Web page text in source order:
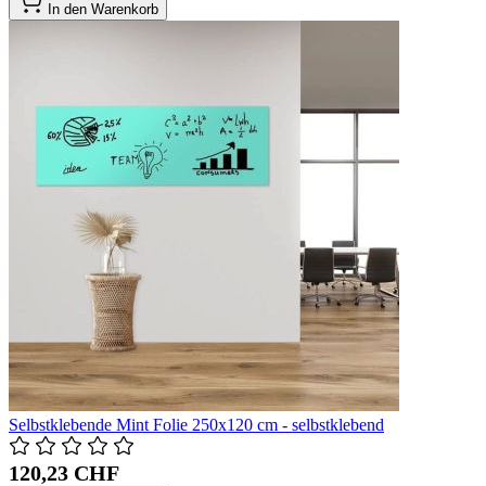
In den Warenkorb
Selbstklebende Mint Folie 250x120 cm - selbstklebend
120,23 CHF